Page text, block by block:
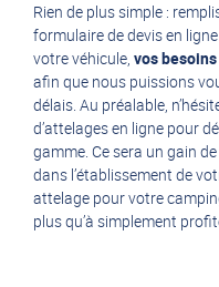
Rien de plus simple :
formulaire de devis en
votre véhicule, vos
afin que nous puissions
délais. Au préalable,
d’attelages en ligne pour
gamme. Ce sera un gain
dans l’établissement de
attelage pour votre
plus qu’à simplement